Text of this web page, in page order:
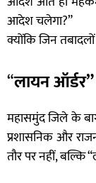
आदेश चलेगा?”
क्योंकि जिन
“लायन
महासमुंद जिले के
प्रशासनिक और
तौर पर नहीं, बल्कि